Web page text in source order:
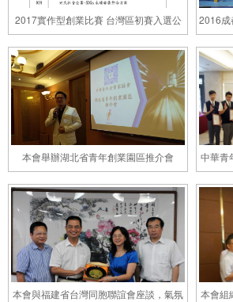
2017實作型創業比賽 台灣區初賽入選公
告
2016成
本會舉辦湖北省青年創業園區推介會
中華青
本會與福建省台灣同胞聯誼會座談，氣氛
本會組